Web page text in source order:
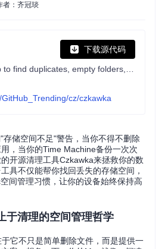
者：齐冠琰
下载源代码
cz/czkawka
存储空间不足"警告，当你不得不删除
，当你的Time Machine备份一次次
开源清理工具Czkawka来拯救你的数
具不仅能帮你找回丢失的存储空间，
间管理习惯，让你的设备始终保持高
于清理的空间管理哲学
它不只是简单删除文件，而是提供一